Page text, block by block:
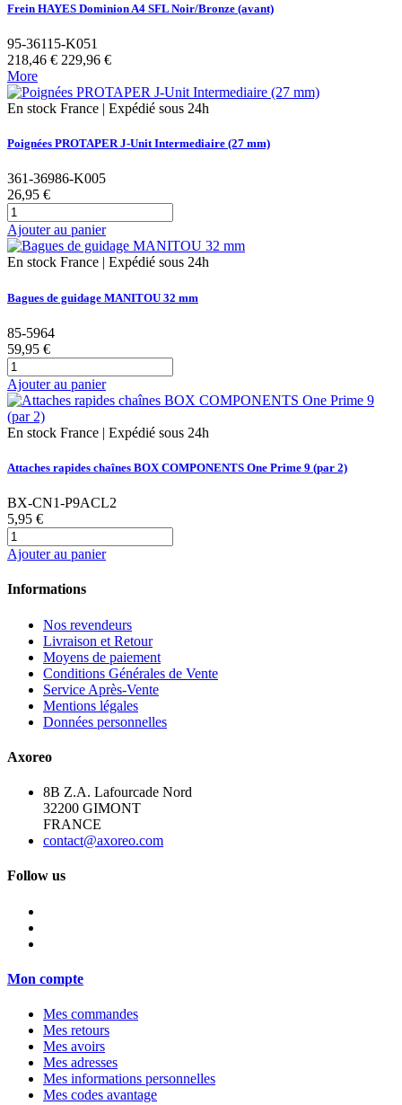
Frein HAYES Dominion A4 SFL Noir/Bronze (avant)
95-36115-K051
218,46 € 229,96 €
More
En stock France | Expédié sous 24h
Poignées PROTAPER J-Unit Intermediaire (27 mm)
361-36986-K005
26,95 €
Ajouter au panier
En stock France | Expédié sous 24h
Bagues de guidage MANITOU 32 mm
85-5964
59,95 €
Ajouter au panier
En stock France | Expédié sous 24h
Attaches rapides chaînes BOX COMPONENTS One Prime 9 (par 2)
BX-CN1-P9ACL2
5,95 €
Ajouter au panier
Informations
Nos revendeurs
Livraison et Retour
Moyens de paiement
Conditions Générales de Vente
Service Après-Vente
Mentions légales
Données personnelles
Axoreo
8B Z.A. Lafourcade Nord
32200 GIMONT
FRANCE
contact@axoreo.com
Follow us
Mon compte
Mes commandes
Mes retours
Mes avoirs
Mes adresses
Mes informations personnelles
Mes codes avantage